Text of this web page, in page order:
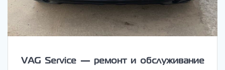
VAG Service — ремонт и обслуживание